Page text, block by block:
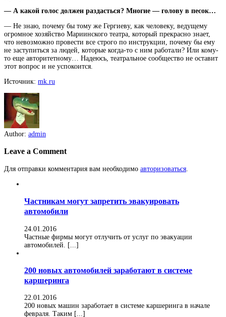
— А какой голос должен раздасться? Многие — голову в песок…
— Не знаю, почему бы тому же Гергиеву, как человеку, ведущему
огромное хозяйство Мариинского театра, который прекрасно знает,
что невозможно провести все строго по инструкции, почему бы ему
не заступиться за людей, которые когда-то с ним работали? Или кому-
то еще авторитетному… Надеюсь, театральное сообщество не оставит
этот вопрос и не успокоится.
Источник: mk.ru
Author: admin
Leave a Comment
Для отправки комментария вам необходимо авторизоваться
Частникам могут запретить эвакуировать
автомобили
24.01.2016
Частные фирмы могут отлучить от услуг по эвакуации
автомобилей. [...]
200 новых автомобилей заработают в системе
каршеринга
22.01.2016
200 новых машин заработает в системе каршеринга в начале
февраля. Таким [...]